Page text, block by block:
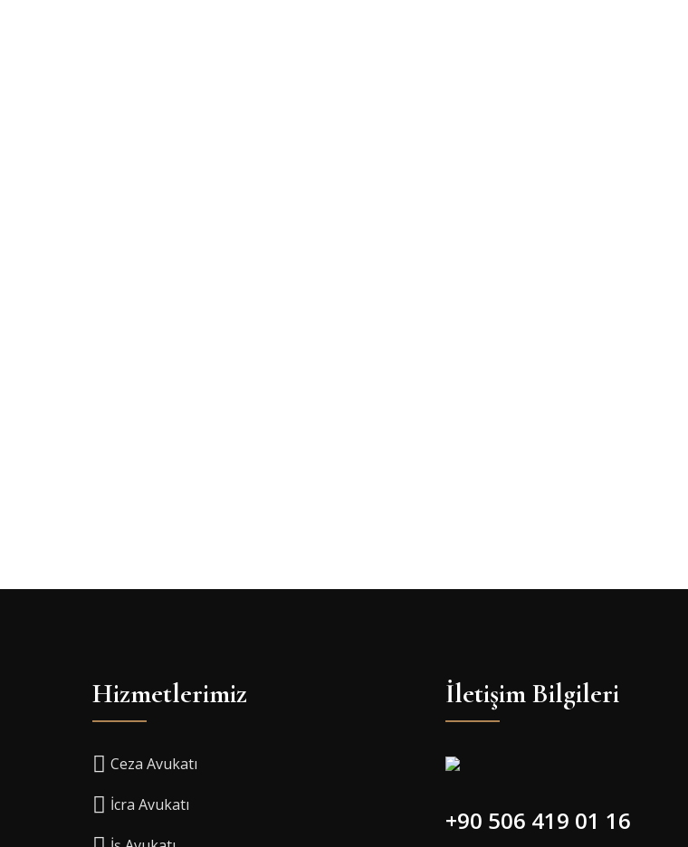
Hizmetlerimiz
Ceza Avukatı
İcra Avukatı
İletişim Bilgileri
+90 506 419 01 16